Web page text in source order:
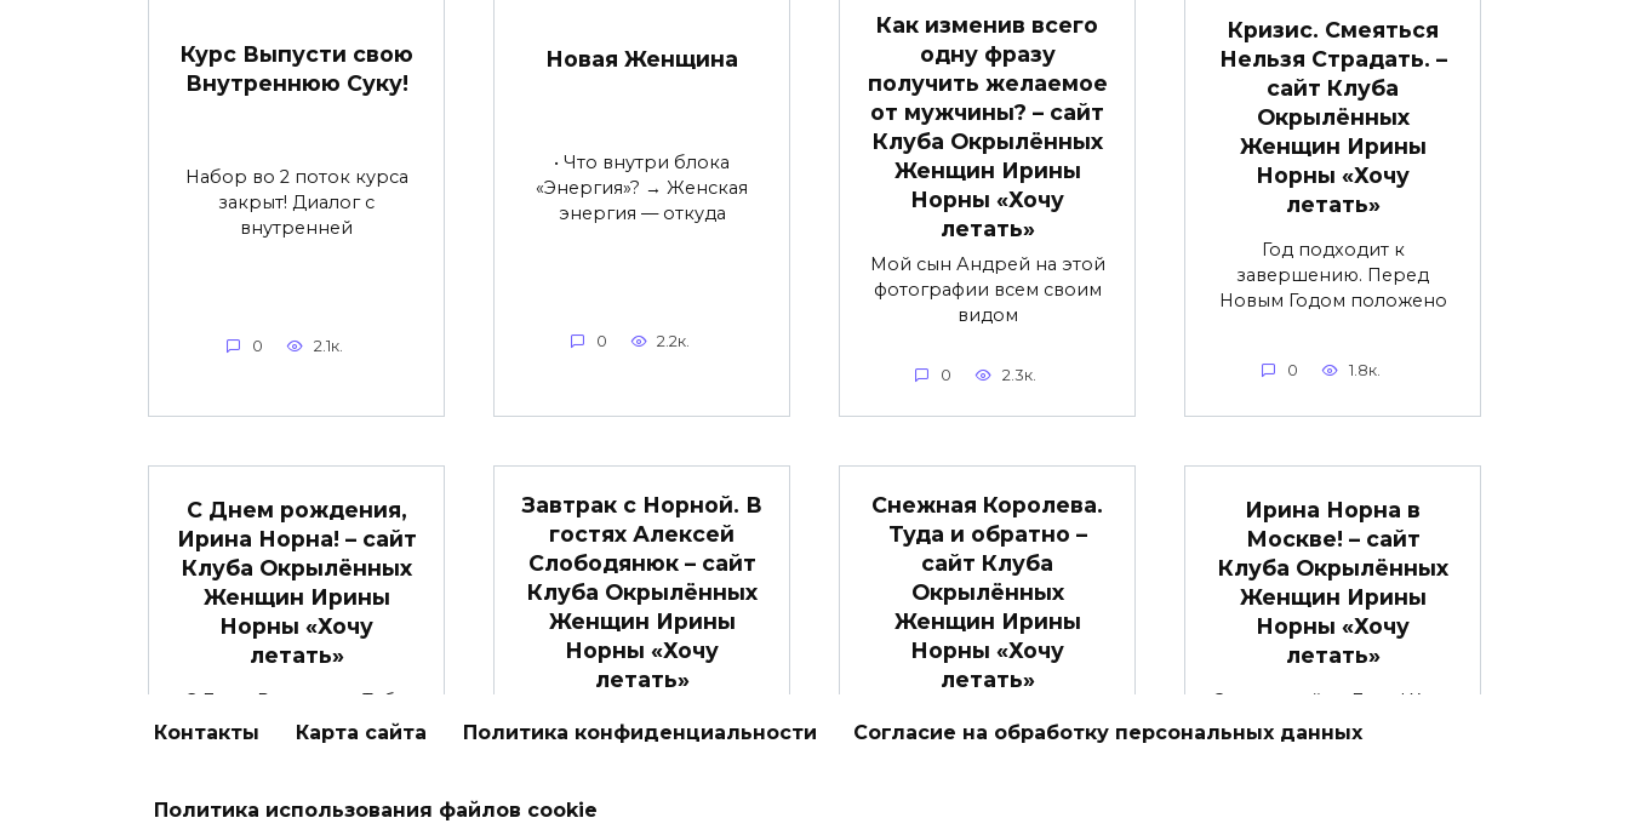
Курс Выпусти свою
Внутреннюю Суку!
Набор во 2 поток курса
закрыт! Диалог с
внутренней
0 2.1к.
Новая Женщина
• Что внутри блока
«Энергия»? → Женская
энергия — откуда
0 2.2к.
Как изменив всего
одну фразу
получить желаемое
от мужчины? – сайт
Клуба Окрылённых
Женщин Ирины
Норны «Хочу
летать»
Мой сын Андрей на этой
фотографии всем своим
видом
0 2.3к.
Кризис. Смеяться
Нельзя Страдать. –
сайт Клуба
Окрылённых
Женщин Ирины
Норны «Хочу
летать»
Год подходит к
завершению. Перед
Новым Годом положено
0 1.8к.
С Днем рождения,
Ирина Норна! – сайт
Клуба Окрылённых
Женщин Ирины
Норны «Хочу
летать»
С Днем Рождения, Тебя,
наша волшебница, Ирина
0 2.2к.
Завтрак с Норной. В
гостях Алексей
Слободянюк – сайт
Клуба Окрылённых
Женщин Ирины
Норны «Хочу
летать»
тем женщинам, которые
Снежная Королева.
Туда и обратно –
сайт Клуба
Окрылённых
Женщин Ирины
Норны «Хочу
летать»
исполнилось в уходящем
Ирина Норна в
Москве! – сайт
Клуба Окрылённых
Женщин Ирины
Норны «Хочу
летать»
Здравствуйте, Дамы! Хочу
показать вам последний
Контакты Карта сайта Политика конфиденциальности Согласие на обработку персональных данных
Политика использования файлов cookie